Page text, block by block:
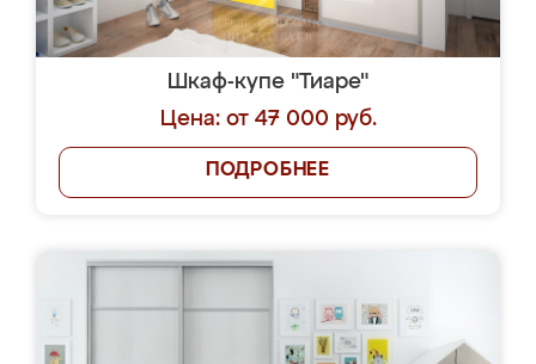
Шкаф-купе "Тиаре"
Цена: от 47 000 руб.
ПОДРОБНЕЕ